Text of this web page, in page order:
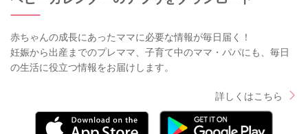
赤ちゃんの成長にあったママに必要な情報が毎日届く！
妊娠から出産までのプレママ、子育て中のママ・パパにも、毎日
の生活に役立つ情報をお届けします。
詳しくはこちら